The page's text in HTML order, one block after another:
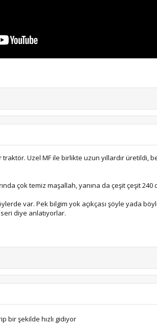
Uzel MF ile birlikte uzun yıllardır üretildi,
çok temiz maşallah, yanına da çeşit çeşit
var. Pek bilgim yok açıkçası şöyle yada
diye anlatıyorlar.
bir şekilde hızlı gidiyor